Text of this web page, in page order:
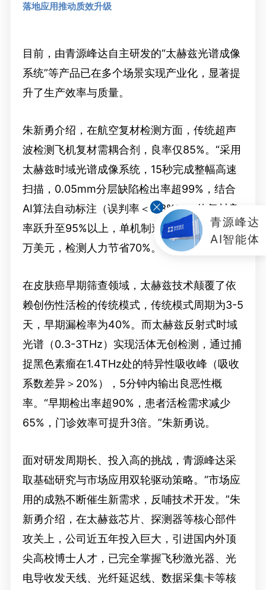
落地应用推动质效升级
目前，由青源峰达自主研发的“太赫兹光谱成像
系统”等产品已在多个场景实现产业化，显著提
升了生产效率与质量。
朱新勇介绍，在航空复材检测方面，传统超声
波检测飞机复材需耦合剂，良率仅85%。“采用
太赫兹时域光谱成像系统，15秒完成整幅高速
扫描，0.05mm分层缺陷检出率超99%，结合
AI算法自动标注（误判率＜0.3%），使复材良
率跃升至95%以上，单机制造成本降低超200
万美元，检测人力节省70%。”
在皮肤癌早期筛查领域，太赫兹技术颠覆了依
赖创伤性活检的传统模式，传统模式周期为3-5
天，早期漏检率为40%。而太赫兹反射式时域
光谱（0.3-3THz）实现活体无创检测，通过捕
捉黑色素瘤在1.4THz处的特异性吸收峰（吸收
系数差异＞20%），5分钟内输出良恶性概
率。“早期检出率超90%，患者活检需求减少
65%，门诊效率可提升3倍。”朱新勇说。
面对研发周期长、投入高的挑战，青源峰达采
取基础研究与市场应用双轮驱动策略。“市场应
用的成熟不断催生新需求，反哺技术开发。”朱
新勇介绍，在太赫兹芯片、探测器等核心部件
攻关上，公司近五年投入巨大，引进国内外顶
尖高校博士人才，已完全掌握飞秒激光器、光
电导收发天线、光纤延迟线、数据采集卡等核
青源峰达
AI智能体